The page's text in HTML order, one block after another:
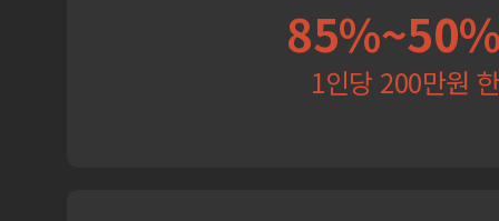
1인당 200만원